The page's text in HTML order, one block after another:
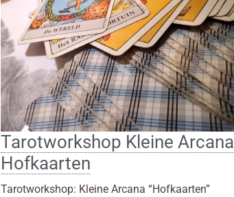
Tarotworkshop Kleine Arcana
Hofkaarten
Tarotworkshop: Kleine Arcana “Hofkaarten”